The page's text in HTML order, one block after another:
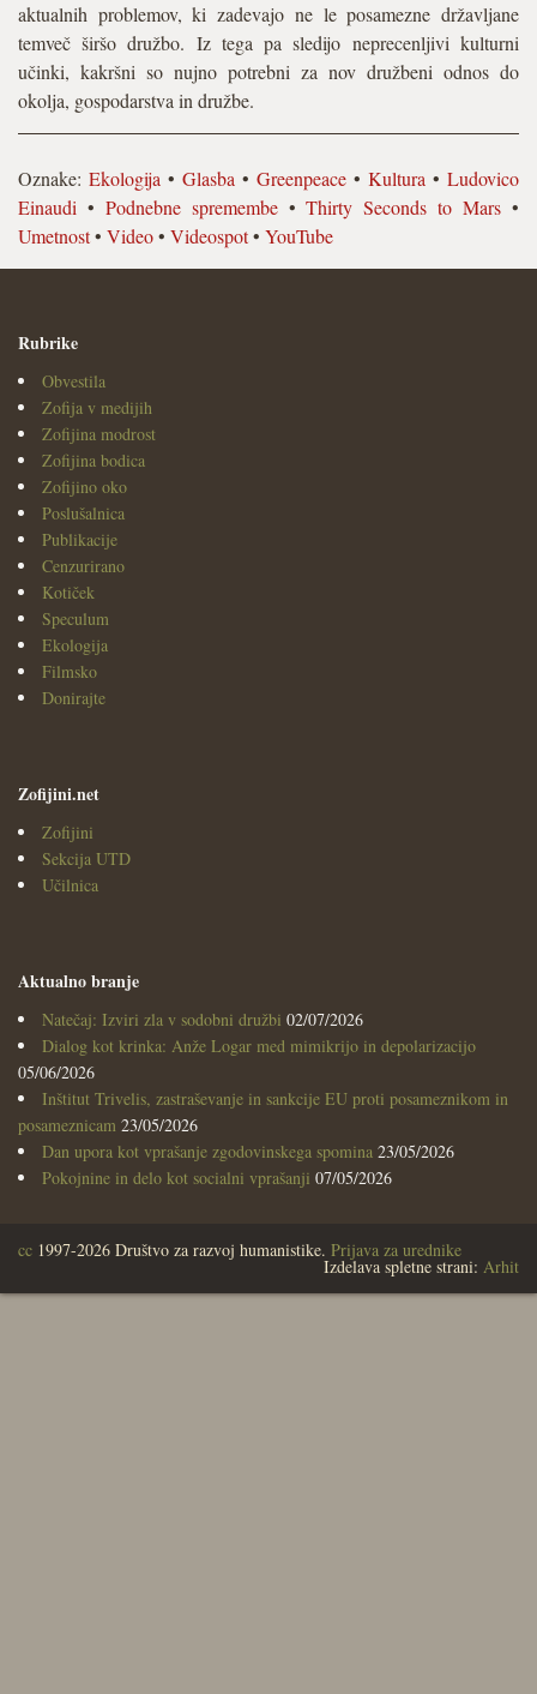
aktualnih problemov, ki zadevajo ne le posamezne državljane
temveč širšo družbo. Iz tega pa sledijo neprecenljivi kulturni
učinki, kakršni so nujno potrebni za nov družbeni odnos do
okolja, gospodarstva in družbe.
Oznake: Ekologija • Glasba • Greenpeace • Kultura • Ludovico
Einaudi • Podnebne spremembe•Thirty Seconds to Mars •
Umetnost• Video• Videospot• YouTube
Rubrike
Obvestila
Zofija v medijih
Zofijina modrost
Zofijina bodica
Zofijino oko
Poslušalnica
Publikacije
Cenzurirano
Kotiček
Speculum
Ekologija
Filmsko
Donirajte
Zofijini.net
Zofijini
Sekcija UTD
Učilnica
Aktualno branje
Natečaj: Izviri zla v sodobni družbi 02/07/2026
Dialog kot krinka: Anže Logar med mimikrijo in depolarizacijo
05/06/2026
Inštitut Trivelis, zastraševanje in sankcije EU proti posameznikom in
posameznicam 23/05/2026
Dan upora kot vprašanje zgodovinskega spomina 23/05/2026
Pokojnine in delo kot socialni vprašanji 07/05/2026
cc 1997-2026 Društvo za razvoj humanistike. Prijava za urednike
Izdelava spletne strani: Arhit